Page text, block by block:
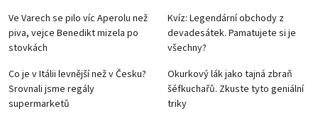
Ve Varech se pilo víc Aperolu než
piva, vejce Benedikt mizela po
stovkách
Kvíz: Legendární obchody z
devadesátek. Pamatujete si je
všechny?
Co je v Itálii levnější než v Česku?
Srovnali jsme regály
supermarketů
Okurkový lák jako tajná zbraň
šéfkuchařů. Zkuste tyto geniální
triky